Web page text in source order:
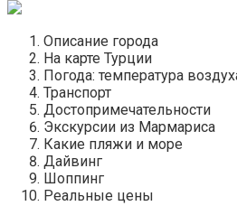
Описание города
На карте Турции
Погода: температура
Транспорт
Достопримечательности
Экскурсии из Мармариса
Какие пляжи и море
Дайвинг
Шоппинг
Реальные цены